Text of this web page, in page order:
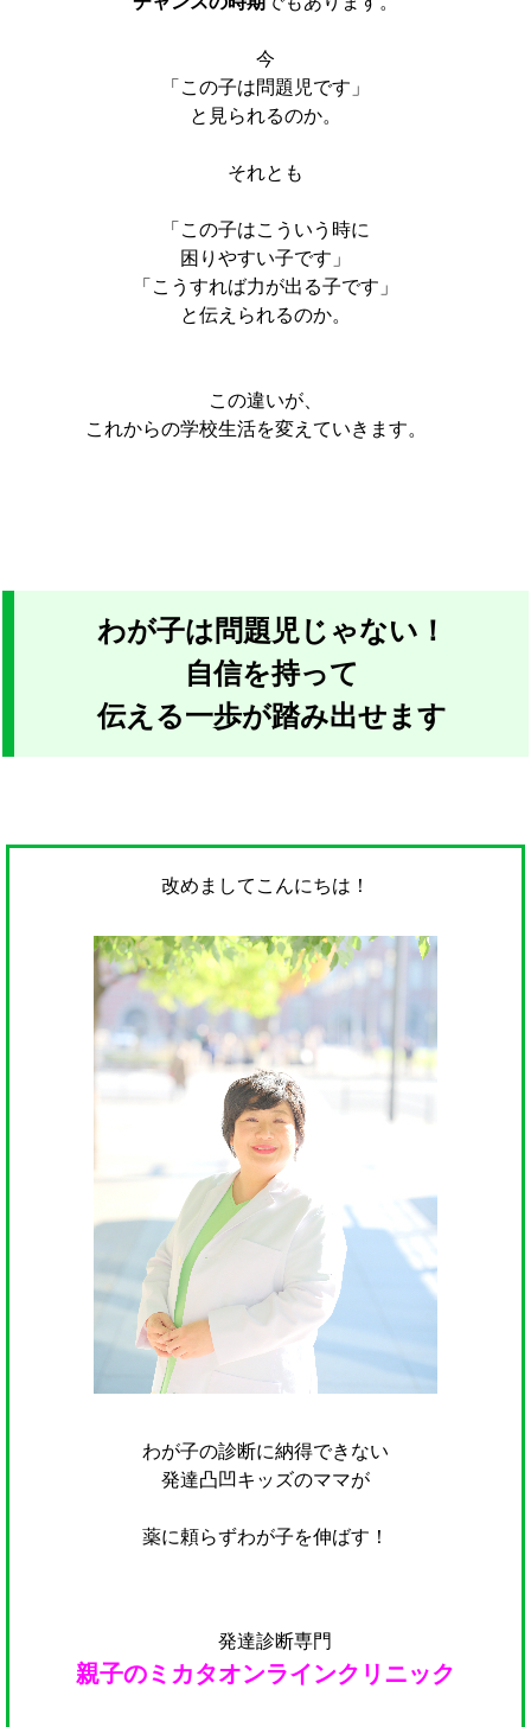
今
「この子は問題児です」
と見られるのか。
それとも
「この子はこういう時に
困りやすい子です」
「こうすれば力が出る子です」
と伝えられるのか。
この違いが、
これからの学校生活を変えていきます。
わが子は問題児じゃない！
自信を持って
伝える一歩が踏み出せます
改めまして こんにちは！
わが子の診断に納得できない
発達凸凹キッズのママが
薬に頼らずわが子を伸ばす！
発達診断専門
親子のミカタオンラインクリニック